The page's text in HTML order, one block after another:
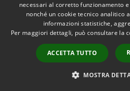
Mode of transfer
Tramite campana sul
bicchieri
bicchieri di vetro
bottiglie in vetro
caraffe
contenitori per alimenti in
necessari al corretto funzionamento
nonché un cookie tecnico analitico
informazioni statistiche,
Per maggiori dettagli, può consultare la
ACCETTA TUTTO
MOSTRA